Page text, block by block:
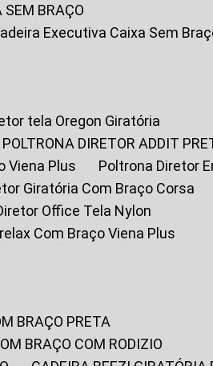
SEM BRAÇO
Cadeira Executiva Caixa Sem
tela Oregon Giratória
POLTRONA DIRETOR ADDIT
Viena Plus
Poltrona Diretor
Giratória Com Braço Corsa
Office Tela Nylon
Com Braço Viena Plus
BRAÇO PRETA
BRAÇO COM RODIZIO